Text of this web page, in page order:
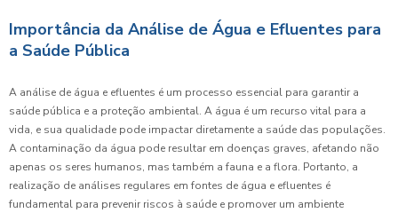
Importância da Análise de Água e Efluentes para
a Saúde Pública
A análise de água e efluentes é um processo essencial para garantir a
saúde pública e a proteção ambiental. A água é um recurso vital para a
vida, e sua qualidade pode impactar diretamente a saúde das populações.
A contaminação da água pode resultar em doenças graves, afetando não
apenas os seres humanos, mas também a fauna e a flora. Portanto, a
realização de análises regulares em fontes de água e efluentes é
fundamental para prevenir riscos à saúde e promover um ambiente